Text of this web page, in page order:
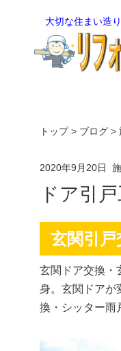
大切な住まい造
トップ> ブログ >
2020年9月20日
ドア引
玄関引
玄関ドア交換・
身。玄関ドアが
換・シッター雨